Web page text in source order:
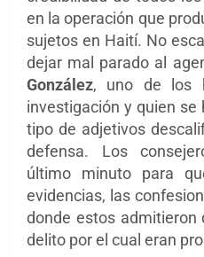
en la operación que
sujetos en Haití. No
dejar mal parado al
González, uno de los
investigación y quien
tipo de adjetivos
defensa. Los
último minuto para
evidencias, las
donde estos admitieron
delito por el cual eran